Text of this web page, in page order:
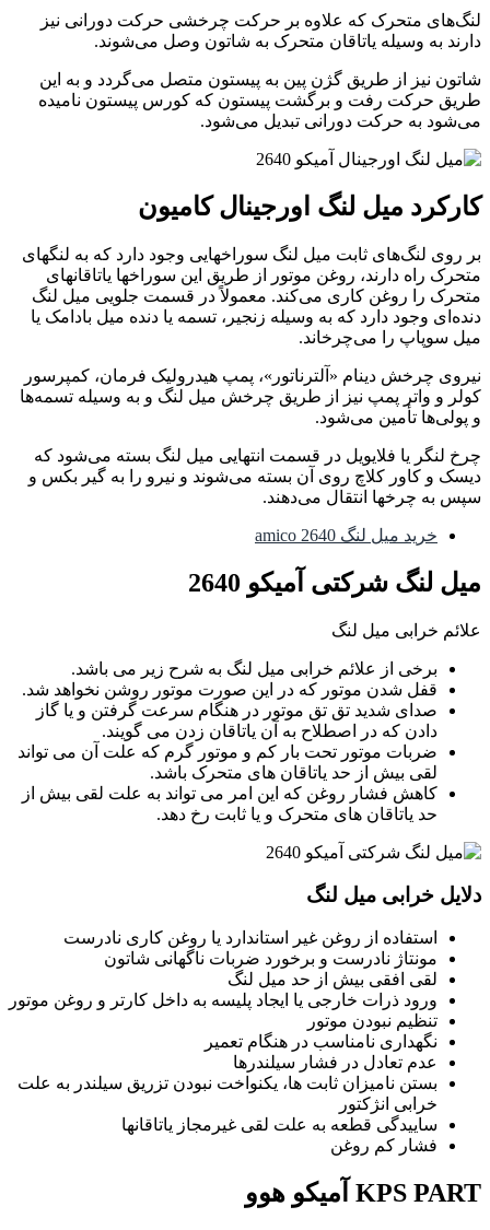
لنگ‌های متحرک که علاوه بر حرکت چرخشی حرکت دورانی نیز
دارند به وسیله یاتاقان متحرک به شاتون وصل می‌شوند.
شاتون نیز از طریق گژن پین به پیستون متصل می‌گردد و به این
طریق حرکت رفت و برگشت پیستون که کورس پیستون نامیده
می‌شود به حرکت دورانی تبدیل می‌شود.
کارکرد میل لنگ اورجینال کامیون
بر روی لنگ‌های ثابت میل لنگ سوراخهایی وجود دارد که به لنگهای
متحرک راه دارند، روغن موتور از طریق این سوراخها یاتاقانهای
متحرک را روغن کاری می‌کند. معمولاً در قسمت جلویی میل لنگ
دنده‌ای وجود دارد که به وسیله زنجیر، تسمه یا دنده میل بادامک یا
میل سوپاپ را می‌چرخاند.
نیروی چرخش دینام «آلترناتور»، پمپ هیدرولیک فرمان، کمپرسور
کولر و واتر پمپ نیز از طریق چرخش میل لنگ و به وسیله تسمه‌ها
و پولی‌ها تأمین می‌شود.
چرخ لنگر یا فلایویل در قسمت انتهایی میل لنگ بسته می‌شود که
دیسک و کاور کلاچ روی آن بسته می‌شوند و نیرو را به گیر بکس و
سپس به چرخها انتقال می‌دهند.
خرید میل لنگ amico 2640
میل لنگ شرکتی آمیکو 2640
علائم خرابی میل لنگ
برخی از علائم خرابی میل لنگ به شرح زیر می باشد.
قفل شدن موتور که در این صورت موتور روشن نخواهد شد.
صدای شدید تق تق موتور در هنگام سرعت گرفتن و یا گاز
دادن که در اصطلاح به آن یاتاقان زدن می گویند.
ضربات موتور تحت بار کم و موتور گرم که علت آن می تواند
لقی بیش از حد یاتاقان های متحرک باشد.
کاهش فشار روغن که این امر می تواند به علت لقی بیش از
حد یاتاقان های متحرک و یا ثابت رخ دهد.
دلایل خرابی میل لنگ
استفاده از روغن غیر استاندارد یا روغن کاری نادرست
مونتاژ نادرست و برخورد ضربات ناگهانی شاتون
لقی افقی بیش از حد میل لنگ
ورود ذرات خارجی یا ایجاد پلیسه به داخل کارتر و روغن موتور
تنظیم نبودن موتور
نگهداری نامناسب در هنگام تعمیر
عدم تعادل در فشار سیلندرها
بستن نامیزان ثابت ها، یکنواخت نبودن تزریق سیلندر به علت
خرابی انژکتور
ساییدگی قطعه به علت لقی غیرمجاز یاتاقانها
فشار کم روغن
KPS PART آمیکو هوو